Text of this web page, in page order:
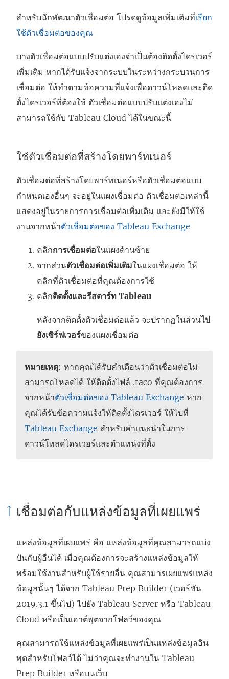
เ
ใ
น
ห
น้
า
า
ใ
ห
ม่
)
สำหรับนักพัฒนาตัวเชื่อมต่อ โปรดดูข้อมูลเพิ่มเติมที่เรียก
ใช้ตัวเชื่อมต่อของคุณ
บางตัวเชื่อมต่อแบบปรับแต่งเองจำเป็นต้องติดตั้งไดรเวอร์
เพิ่มเติม หากได้รับแจ้งจากระบบในระหว่างกระบวนการ
เชื่อมต่อ ให้ทำตามข้อความที่แจ้งเพื่อดาวน์โหลดและติด
ตั้งไดรเวอร์ที่ต้องใช้ ตัวเชื่อมต่อแบบปรับแต่งเองไม่
สามารถใช้กับ Tableau Cloud ได้ในขณะนี้
ใช้ตัวเชื่อมต่อที่สร้างโดยพาร์ทเนอร์
ตัวเชื่อมต่อที่สร้างโดยพาร์ทเนอร์หรือตัวเชื่อมต่อแบบ
กำหนดเองอื่นๆ จะอยู่ในแผงเชื่อมต่อ ตัวเชื่อมต่อเหล่านี้
แสดงอยู่ในรายการการเชื่อมต่อเพิ่มเติม และยังมีให้ใช้
งานจากหน้าตัวเชื่อมต่อของ Tableau Exchange
คลิกการเชื่อมต่อในแผงด้านซ้าย
จากส่วนตัวเชื่อมต่อเพิ่มเติมในแผงเชื่อมต่อ ให้
คลิกที่ตัวเชื่อมต่อที่คุณต้องการใช้
คลิกติดตั้งและรีสตาร์ท Tableau
หลังจากติดตั้งตัวเชื่อมต่อแล้ว จะปรากฏในส่วนไป
ยังเซิร์ฟเวอร์ของแผงเชื่อมต่อ
หมายเหตุ: หากคุณได้รับคำเตือนว่าตัวเชื่อมต่อไม่
สามารถโหลดได้ ให้ติดตั้งไฟล์ .taco ที่คุณต้องการ
จากหน้าตัวเชื่อมต่อของ Tableau Exchange หาก
คุณได้รับข้อความแจ้งให้ติดตั้งไดรเวอร์ ให้ไปที่
Tableau Exchange สำหรับคำแนะนำในการ
ดาวน์โหลดไดรเวอร์และตำแหน่งที่ตั้ง
เชื่อมต่อกับแหล่งข้อมูลที่เผยแพร่
แหล่งข้อมูลที่เผยแพร่ คือ แหล่งข้อมูลที่คุณสามารถแบ่ง
ปันกับผู้อื่นได้ เมื่อคุณต้องการจะสร้างแหล่งข้อมูลให้
พร้อมใช้งานสำหรับผู้ใช้รายอื่น คุณสามารเผยแพร่แหล่ง
ข้อมูลนั้นๆ ได้จาก Tableau Prep Builder (เวอร์ชัน
2019.3.1 ขึ้นไป) ไปยัง Tableau Server หรือ Tableau
Cloud หรือเป็นเอาต์พุตจากโฟลว์ของคุณ
คุณสามารถใช้แหล่งข้อมูลที่เผยแพร่เป็นแหล่งข้อมูลอิน
พุตสำหรับโฟลว์ได้ ไม่ว่าคุณจะทำงานใน Tableau
Prep Builder หรือบนเว็บ